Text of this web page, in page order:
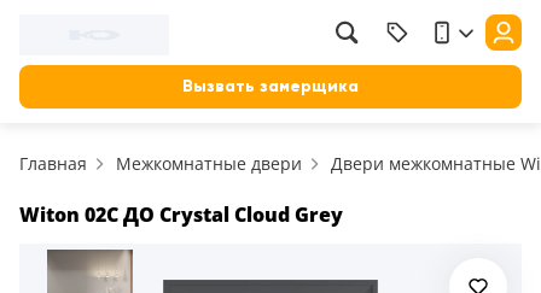
Вызвать замерщика
Главная Межкомнатные двери Двери межкомнатные
Witon 02C ДО Crystal Cloud Grey